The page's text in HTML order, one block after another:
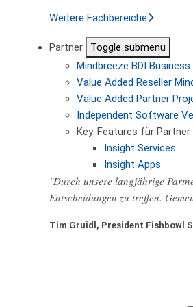
Weitere Fachbereiche
Partner
Toggle submenu
Mindbreeze BDI
Value Added Reseller
Value Added Partner
Independent Software
Key-Features für Partner
Insight Services
Insight Apps
"Durch unsere langjährige
Entscheidungen zu treffen.
Tim Gruidl, President Fishbowl